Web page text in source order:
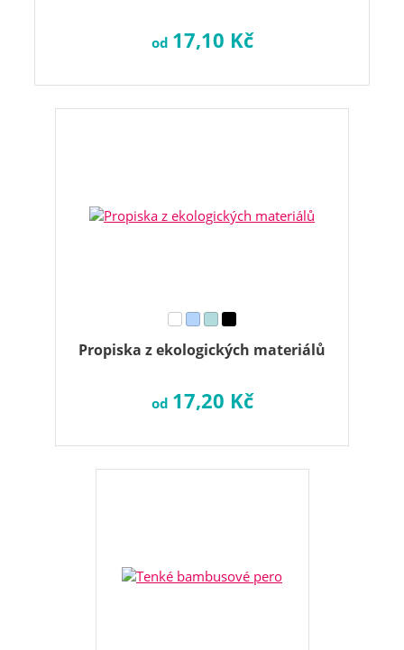
od 17,10 Kč
Propiska z ekologických materiálů
od 17,20 Kč